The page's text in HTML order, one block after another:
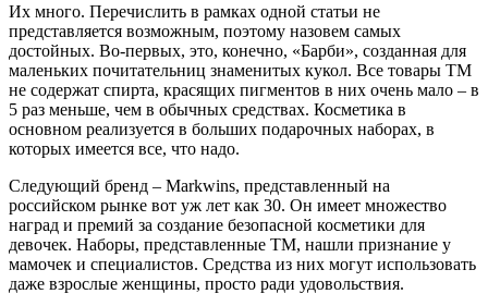
Их много. Перечислить в рамках одной статьи не
представляется возможным, поэтому назовем самых
достойных. Во-первых, это, конечно, «Барби», созданная для
маленьких почитательниц знаменитых кукол. Все товары ТМ
не содержат спирта, красящих пигментов в них очень мало – в
5 раз меньше, чем в обычных средствах. Косметика в
основном реализуется в больших подарочных наборах, в
которых имеется все, что надо.
Следующий бренд – Markwins, представленный на
российском рынке вот уж лет как 30. Он имеет множество
наград и премий за создание безопасной косметики для
девочек. Наборы, представленные ТМ, нашли признание у
мамочек и специалистов. Средства из них могут использовать
даже взрослые женщины, просто ради удовольствия.